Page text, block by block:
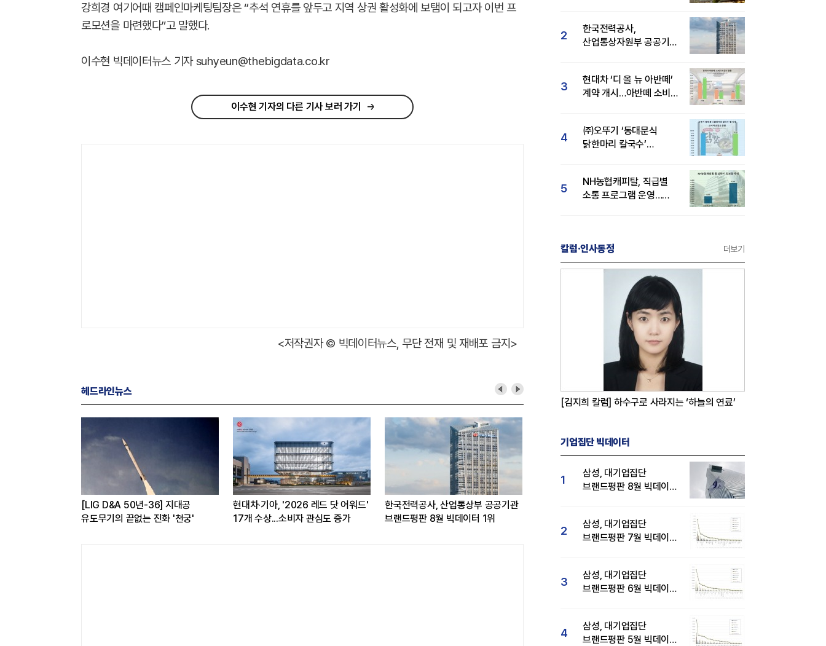
강희경 여기어때 캠페인마케팅팀장은 “추석 연휴를 앞두고 지역 상권 활성화에 보탬이 되고자 이번 프
로모션을 마련했다”고 말했다.
이수현 빅데이터뉴스 기자 suhyeun@thebigdata.co.kr
이수현 기자의 다른 기사 보러 가기
<저작권자 © 빅데이터뉴스, 무단 전재 및 재배포 금지>
헤드라인뉴스
의 끝없는 진화 '천궁'
현대차·기아, '2026 레드 닷 어워드'
17개 수상...소비자 관심도 증가
한국전력공사, 산업통상부 공공기관
브랜드평판 8월 빅데이터 1위
쿠팡, 인공지능 활용해 구매 시스템
개선...'AI쇼핑' 관심도 증가
결제 서비스 추진…쿠팡이츠와 첫
연동
상장기업 브랜드평판 8
1위...대교 뒤이어
2
한국전력공사,
산업통상자원부 공공기관
3
현대차 ‘디 올 뉴 아반떼’
계약 개시…아반떼 소비자
4
㈜오뚜기 ‘동대문식
닭한마리 칼국수’
5
NH농협캐피탈, 직급별
소통 프로그램 운영…
칼럼·인사동정 더보기
[김지희 칼럼] 하수구로 사라지는 ‘하늘의 연료’
기업집단 빅데이터
1
삼성, 대기업집단
브랜드평판 8월 빅데이터
2
삼성, 대기업집단
브랜드평판 7월 빅데이터
3
삼성, 대기업집단
브랜드평판 6월 빅데이터
4
삼성, 대기업집단
브랜드평판 5월 빅데이터